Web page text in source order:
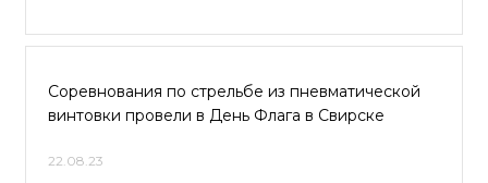
Соревнования по стрельбе из пневматической
винтовки провели в День Флага в Свирске
22.08.23